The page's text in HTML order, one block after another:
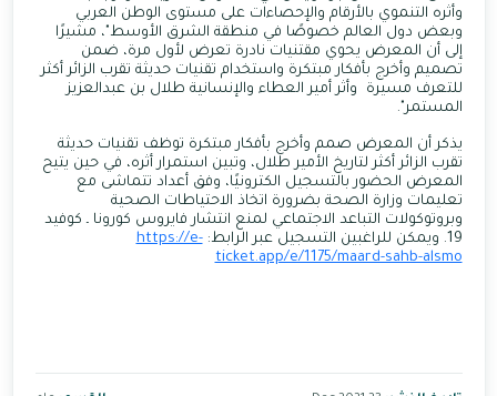
وأثره التنموي بالأرقام والإحصاءات على مستوى الوطن العربي
وبعض دول العالم خصوصًا في منطقة الشرق الأوسط"، مشيرًا
إلى أن المعرض يحوي مقتنيات نادرة تعرض لأول مرة، ضمن
تصميم وأخرج بأفكار مبتكرة واستخدام تقنيات حديثة تقرب الزائر أكثر
للتعرف مسيرة وأثر أمير العطاء والإنسانية طلال بن عبدالعزيز
المستمر".
يذكر أن المعرض صمم وأخرج بأفكار مبتكرة توظف تقنيات حديثة
تقرب الزائر أكثر لتاريخ الأمير طلال، وتبين استمرار أثره، في حين يتيح
المعرض الحضور بالتسجيل الكترونيًا، وفق أعداد تتماشى مع
تعليمات وزارة الصحة بضرورة اتخاذ الاحتياطات الصحية
وبروتوكولات التباعد الاجتماعي لمنع انتشار فايروس كورونا ـ كوفيد
19. ويمكن للراغبين التسجيل عبر الرابط:
https://e-
ticket.app/e/1175/maard-sahb-alsmo